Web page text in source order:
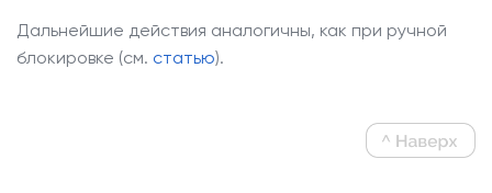
Дальнейшие действия аналогичны, как при ручной
блокировке (см. статью).